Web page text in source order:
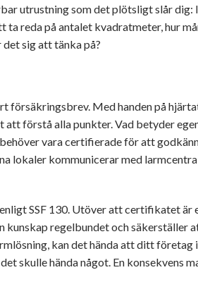
utrustning som det plötsligt slår dig:
reda på antalet kvadratmeter, hur
sig att tänka på?
försäkringsbrev. Med handen på
förstå alla punkter. Vad betyder
vara certifierade för att
lokaler kommunicerar med
SSF 130. Utöver att certifikatet är
regelbundet och säkerställer
kan det hända att ditt företag
skulle hända något. En konsekvens